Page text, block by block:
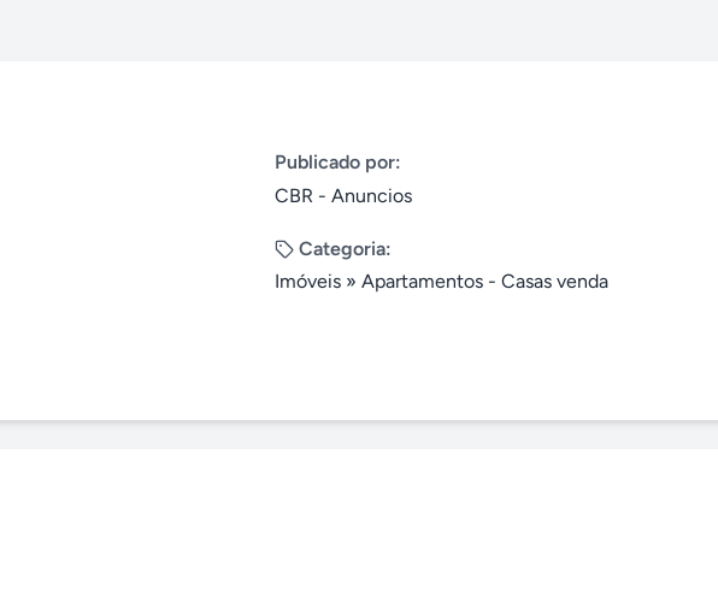
Publicado por:
CBR - Anuncios
Categoria:
Imóveis » Apartamentos - Casas venda